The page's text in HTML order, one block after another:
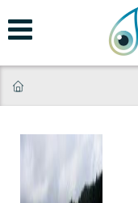
au
contenu